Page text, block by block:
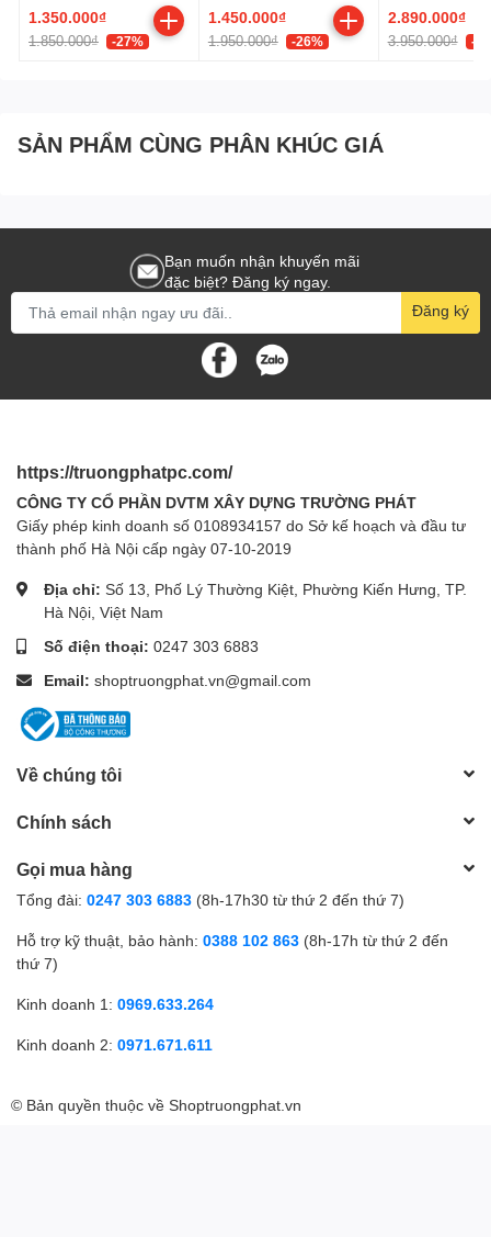
1.350.000₫
1.850.000₫ -27%
AX3000Mbps/ 2 Ăng-
ten ngoài/ Wifi Mesh)
1.450.000₫
1.950.000₫ -26%
BE25-Outdoor
2.890.000₫
3.950.000₫ -
SẢN PHẨM CÙNG PHÂN KHÚC GIÁ
Bạn muốn nhận khuyến mãi
đặc biệt? Đăng ký ngay.
Đăng ký
https://truongphatpc.com/
CÔNG TY CỔ PHẦN DVTM XÂY DỰNG TRƯỜNG PHÁT
Giấy phép kinh doanh số 0108934157 do Sở kế hoạch và đầu tư
thành phố Hà Nội cấp ngày 07-10-2019
Địa chỉ: Số 13, Phố Lý Thường Kiệt, Phường Kiến Hưng, TP.
Hà Nội, Việt Nam
Số điện thoại: 0247 303 6883
Email: shoptruongphat.vn@gmail.com
Về chúng tôi
Chính sách
Gọi mua hàng
Tổng đài: 0247 303 6883 (8h-17h30 từ thứ 2 đến thứ 7)
Hỗ trợ kỹ thuật, bảo hành: 0388 102 863 (8h-17h từ thứ 2 đến
thứ 7)
Kinh doanh 1: 0969.633.264
Kinh doanh 2: 0971.671.611
© Bản quyền thuộc về Shoptruongphat.vn